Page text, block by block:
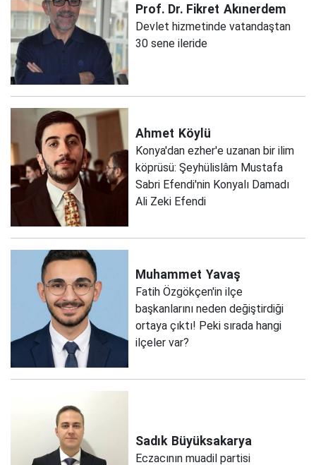
Prof. Dr. Fikret Akınerdem
Devlet hizmetinde vatandaştan
30 sene ileride
Ahmet Köylü
Konya'dan ezher'e uzanan bir ilim
köprüsü: Şeyhülislâm Mustafa
Sabri Efendi'nin Konyalı Damadı
Ali Zeki Efendi
Muhammet Yavaş
Fatih Özgökçen'in ilçe
başkanlarını neden değiştirdiği
ortaya çıktı! Peki sırada hangi
ilçeler var?
Sadık Büyüksakarya
Eczacının muadil partisi